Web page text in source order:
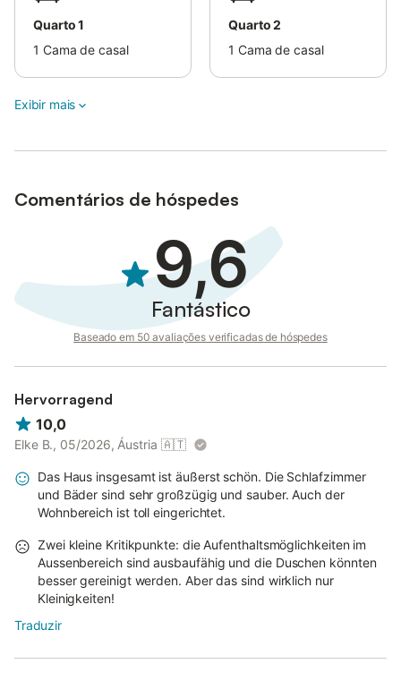
valor será reembolsado no final da estadia.
Quarto 1
1 Cama de casal
Quarto 2
1 Cama de casal
Exibir mais
Comentários de hóspedes
9,6
Fantástico
Baseado em 50 avaliações verificadas de hóspedes
Hervorragend
10,0
Elke B., 05/2026, Áustria 🇦🇹
Das Haus insgesamt ist äußerst schön. Die Schlafzimmer
und Bäder sind sehr großzügig und sauber. Auch der
Wohnbereich ist toll eingerichtet.
Zwei kleine Kritikpunkte: die Aufenthaltsmöglichkeiten im
Aussenbereich sind ausbaufähig und die Duschen könnten
besser gereinigt werden. Aber das sind wirklich nur
Kleinigkeiten!
Traduzir